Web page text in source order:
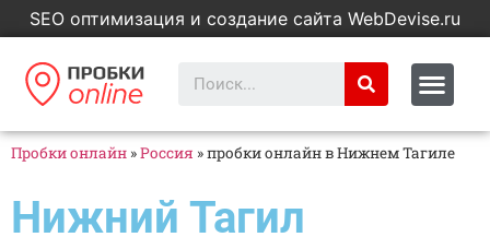
SEO оптимизация и создание сайта WebDevise.ru
Пробки онлайн »Россия »пробки онлайн в Нижнем Тагиле
Нижний Тагил